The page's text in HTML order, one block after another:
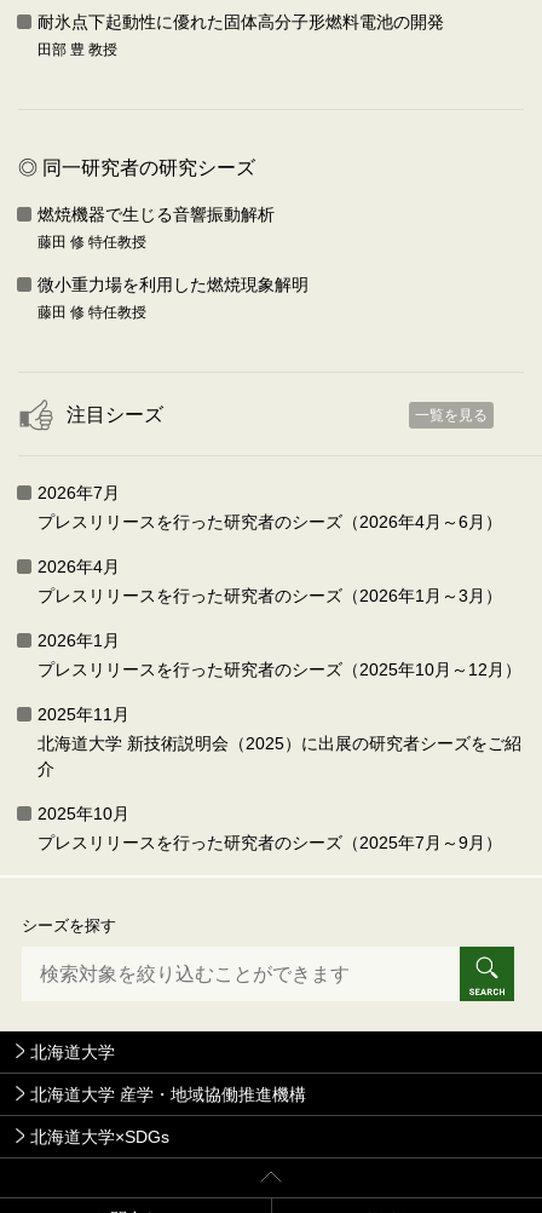
耐氷点下起動性に優れた固体高分子形燃料電池の開発
田部 豊 教授
◎ 同一研究者の研究シーズ
燃焼機器で生じる音響振動解析
藤田 修 特任教授
微小重力場を利用した燃焼現象解明
藤田 修 特任教授
注目シーズ 一覧を見る
2026年7月
プレスリリースを行った研究者のシーズ（2026年4月～6月）
2026年4月
プレスリリースを行った研究者のシーズ（2026年1月～3月）
2026年1月
プレスリリースを行った研究者のシーズ（2025年10月～12月）
2025年11月
北海道大学 新技術説明会（2025）に出展の研究者シーズをご紹
介
2025年10月
プレスリリースを行った研究者のシーズ（2025年7月～9月）
シーズを探す
北海道大学
北海道大学 産学・地域協働推進機構
北海道大学×SDGs